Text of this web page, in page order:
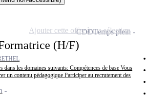
(H/F)
dans les domaines suivants: Compétences de base Vous
un contenu pédagogique Participer au recrutement des
CDDTemps plein
Ajouter cette offre à ma sélection